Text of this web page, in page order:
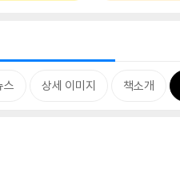
스 상세 이미지 책소개